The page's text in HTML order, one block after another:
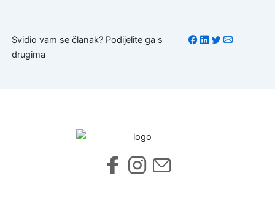
Svidio vam se članak? Podijelite ga s
drugima